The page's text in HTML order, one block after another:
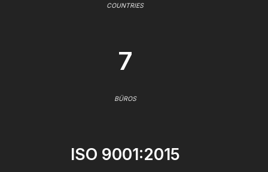
COUNTRIES
7
BÜROS
ISO 9001:2015